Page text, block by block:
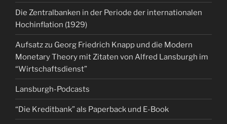
Die Zentralbanken in der Periode der internationalen
Hochinflation (1929)
Aufsatz zu Georg Friedrich Knapp und die Modern
Monetary Theory mit Zitaten von Alfred Lansburgh im
“Wirtschaftsdienst”
Lansburgh-Podcasts
“Die Kreditbank” als Paperback und E-Book